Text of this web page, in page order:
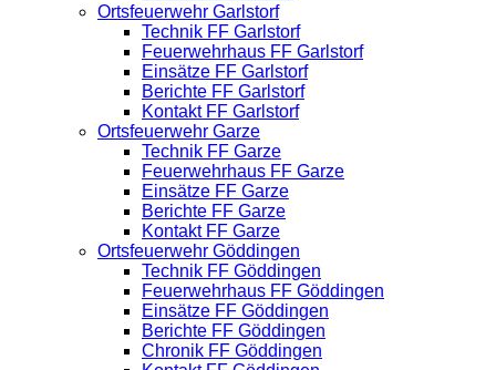
Ortsfeuerwehr Garlstorf
Technik FF Garlstorf
Feuerwehrhaus FF Garlstorf
Einsätze FF Garlstorf
Berichte FF Garlstorf
Kontakt FF Garlstorf
Ortsfeuerwehr Garze
Technik FF Garze
Feuerwehrhaus FF Garze
Einsätze FF Garze
Berichte FF Garze
Kontakt FF Garze
Ortsfeuerwehr Göddingen
Technik FF Göddingen
Feuerwehrhaus FF Göddingen
Einsätze FF Göddingen
Berichte FF Göddingen
Chronik FF Göddingen